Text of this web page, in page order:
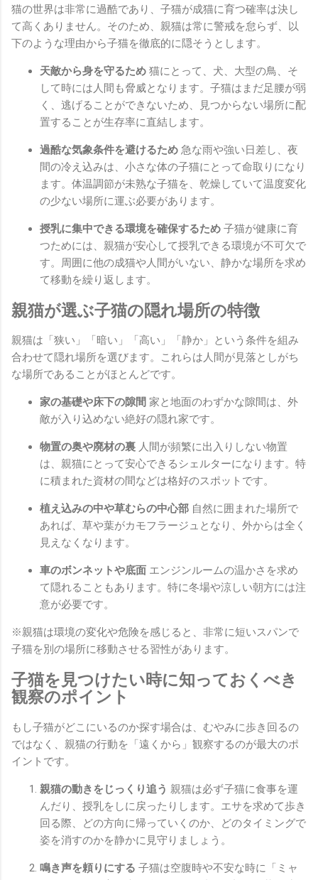
猫の世界は非常に過酷であり、子猫が成猫に育つ確率は決し
て高くありません。そのため、親猫は常に警戒を怠らず、以
下のような理由から子猫を徹底的に隠そうとします。
天敵から身を守るため 猫にとって、犬、大型の鳥、そ
して時には人間も脅威となります。子猫はまだ足腰が弱
く、逃げることができないため、見つからない場所に配
置することが生存率に直結します。
過酷な気象条件を避けるため 急な雨や強い日差し、夜
間の冷え込みは、小さな体の子猫にとって命取りになり
ます。体温調節が未熟な子猫を、乾燥していて温度変化
の少ない場所に運ぶ必要があります。
授乳に集中できる環境を確保するため 子猫が健康に育
つためには、親猫が安心して授乳できる環境が不可欠で
す。周囲に他の成猫や人間がいない、静かな場所を求め
て移動を繰り返します。
親猫が選ぶ子猫の隠れ場所の特徴
親猫は「狭い」「暗い」「高い」「静か」という条件を組み
合わせて隠れ場所を選びます。これらは人間が見落としがち
な場所であることがほとんどです。
家の基礎や床下の隙間 家と地面のわずかな隙間は、外
敵が入り込めない絶好の隠れ家です。
物置の奥や廃材の裏 人間が頻繁に出入りしない物置
は、親猫にとって安心できるシェルターになります。特
に積まれた資材の間などは格好のスポットです。
植え込みの中や草むらの中心部 自然に囲まれた場所で
あれば、草や葉がカモフラージュとなり、外からは全く
見えなくなります。
車のボンネットや底面 エンジンルームの温かさを求め
て隠れることもあります。特に冬場や涼しい朝方には注
意が必要です。
※親猫は環境の変化や危険を感じると、非常に短いスパンで
子猫を別の場所に移動させる習性があります。
子猫を見つけたい時に知っておくべき
観察のポイント
もし子猫がどこにいるのか探す場合は、むやみに歩き回るの
ではなく、親猫の行動を「遠くから」観察するのが最大のポ
イントです。
親猫の動きをじっくり追う 親猫は必ず子猫に食事を運
んだり、授乳をしに戻ったりします。エサを求めて歩き
回る際、どの方向に帰っていくのか、どのタイミングで
姿を消すのかを静かに見守りましょう。
鳴き声を頼りにする 子猫は空腹時や不安な時に「ミャ